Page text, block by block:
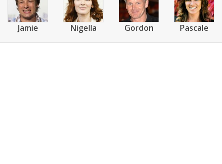
Jamie Nigella Gordon Pascale